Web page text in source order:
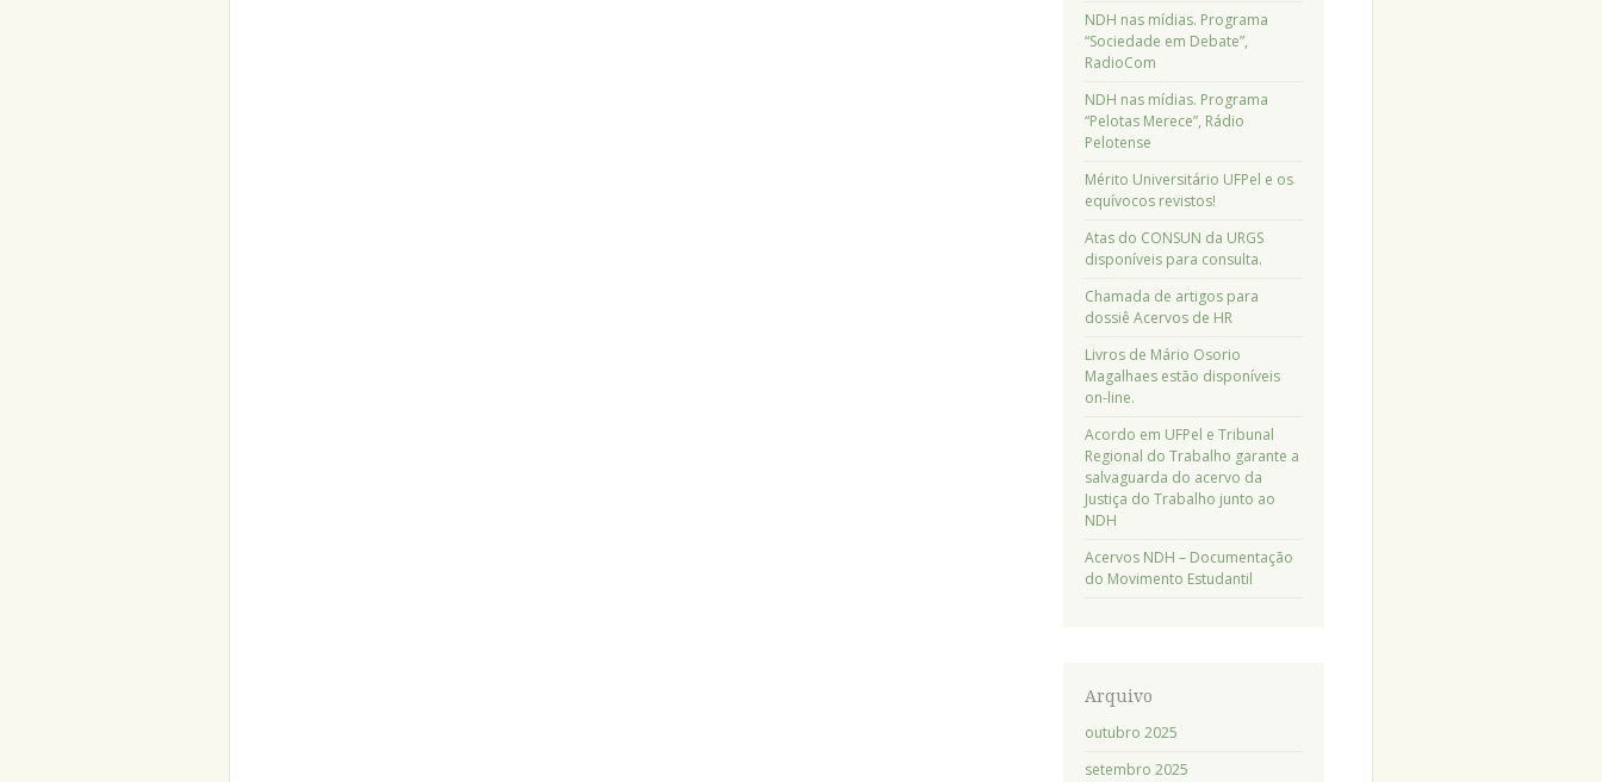
NDH nas mídias. Programa
“Sociedade em Debate”,
RadioCom
NDH nas mídias. Programa
“Pelotas Merece”, Rádio
Pelotense
Mérito Universitário UFPel e os
equívocos revistos!
Atas do CONSUN da URGS
disponíveis para consulta.
Chamada de artigos para
dossiê Acervos de HR
Livros de Mário Osorio
Magalhaes estão disponíveis
on-line.
Acordo em UFPel e Tribunal
Regional do Trabalho garante a
salvaguarda do acervo da
Justiça do Trabalho junto ao
NDH
Acervos NDH – Documentação
do Movimento Estudantil
Arquivo
outubro 2025
setembro 2025